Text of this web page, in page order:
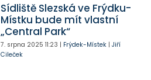
Sídliště Slezská ve Frýdku-
Místku bude mít vlastní
„Central Park“
7. srpna 2025 11:23 | Frýdek-Místek| Jiří
Cileček